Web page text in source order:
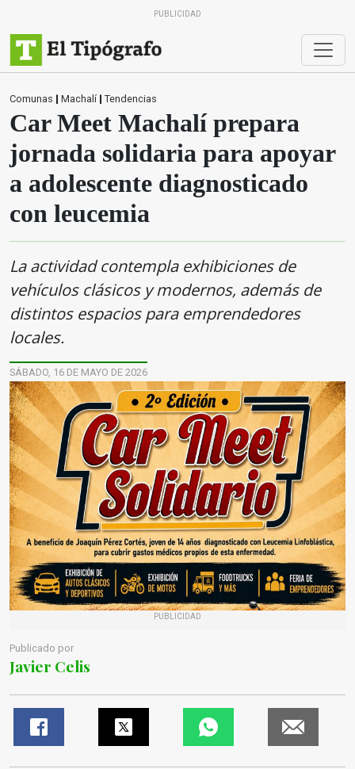
PUBLICIDAD
Comunas | Machalí | Tendencias
Car Meet Machalí prepara
jornada solidaria para apoyar
a adolescente diagnosticado
con leucemia
La actividad contempla exhibiciones de
vehículos clásicos y modernos, además de
distintos espacios para emprendedores
locales.
SÁBADO, 16 DE MAYO DE 2026
PUBLICIDAD
Publicado por
Javier Celis